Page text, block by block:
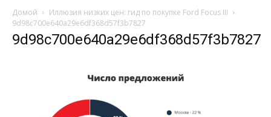
Домой
Иллюзия низких цен: гид по покупке Ford Focus III
9d98c700e640a29e6df368d57f3b7827
9d98c700e640a29e6df368d57f3b7827